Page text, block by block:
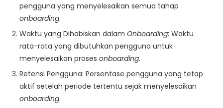
pengguna yang menyelesaikan semua tahap
onboarding.
Waktu yang Dihabiskan dalam Onboarding: Waktu
rata-rata yang dibutuhkan pengguna untuk
menyelesaikan proses onboarding.
Retensi Pengguna: Persentase pengguna yang tetap
aktif setelah periode tertentu sejak menyelesaikan
onboarding.